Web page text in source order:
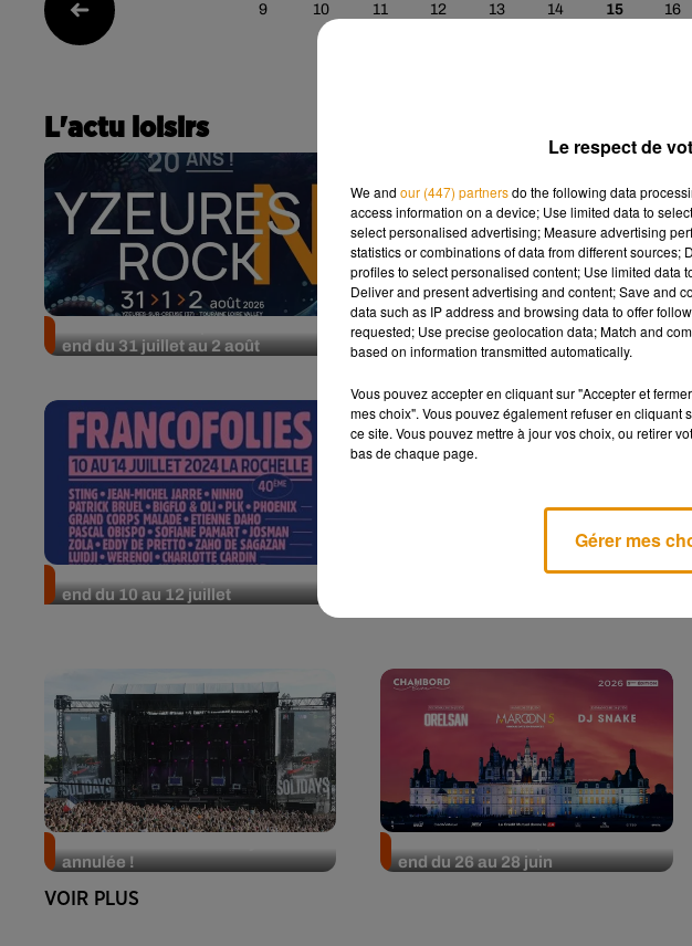
9 10 11 12 13 14 15 16
L'actu loisirs
end du 31 juillet au 2 août
Nos idées sorties pour ce week-
end du 24 au 26 juillet
end du 10 au 12 juillet
Nos idées sorties pour le week-
annulée !
end du 26 au 28 juin
VOIR PLUS
Le respect de
We and our (447) partnersdo the following data
access information on a device; Use limited data to
select personalised advertising; Measure advertising
statistics or combinations of data from different
profiles to select personalised content; Use limited data
Deliver and present advertising and content; Save and
data such as IP address and browsing data to offer
requested; Use precise geolocation data; Match and
based on information transmitted automatically.
Vous pouvez accepter en cliquant sur "Accepter et
mes choix". Vous pouvez également refuser en
ce site. Vous pouvez mettre à jour vos choix, ou retirer
bas de chaque page.
Gérer mes